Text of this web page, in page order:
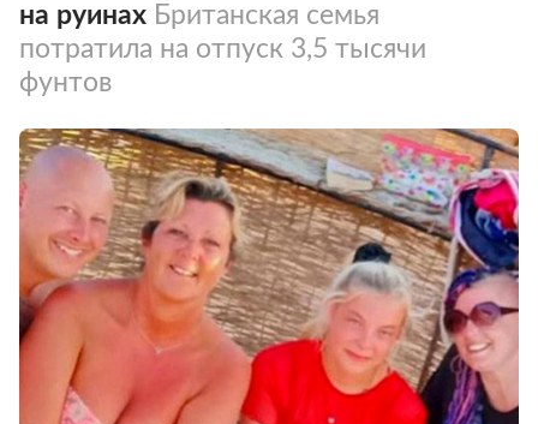
на руинах Британская семья
потратила на отпуск 3,5 тысячи
фунтов